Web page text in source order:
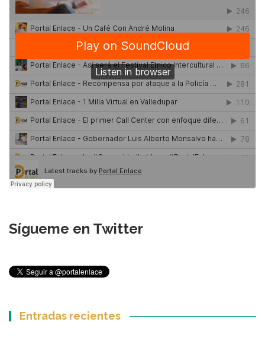
Sígueme en Twitter
Entradas recientes